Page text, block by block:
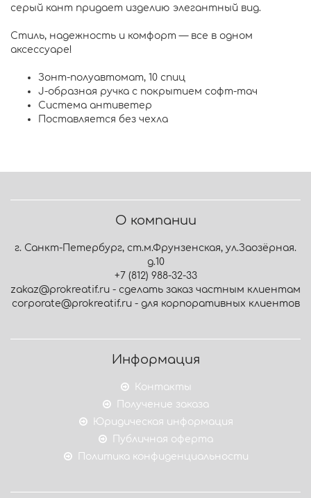
серый кант придает изделию элегантный вид.
Стиль, надежность и комфорт — все в одном
аксессуаре!
Зонт-полуавтомат, 10 спиц
J-образная ручка с покрытием софт-тач
Система антиветер
Поставляется без чехла
О компании
г. Санкт-Петербург, ст.м.Фрунзенская, ул.Заозёрная.
д.10
+7 (812) 988-32-33
zakaz@prokreatif.ru - сделать заказ частным клиентам
corporate@prokreatif.ru - для корпоративных клиентов
Информация
Контакты
Получение заказа
Юридическая информация
Публичная оферта
Политика конфиденциальности